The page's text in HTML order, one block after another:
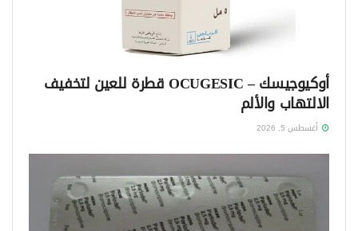
أوكيوجيسك – OCUGESIC قطرة للعين لتخفيف
الالتهاب والألم
أغسطس 5, 2026